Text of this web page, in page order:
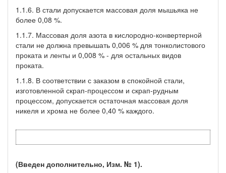
1.1.6. В стали допускается массовая доля мышьяка не
более 0,08 %.
1.1.7. Массовая доля азота в кислородно-конвертерной
стали не должна превышать 0,006 % для тонколистового
проката и ленты и 0,008 % - для остальных видов
проката.
1.1.8. В соответствии с заказом в спокойной стали,
изготовленной скрап-процессом и скрап-рудным
процессом, допускается остаточная массовая доля
никеля и хрома не более 0,40 % каждого.
(Введен дополнительно, Изм. № 1).